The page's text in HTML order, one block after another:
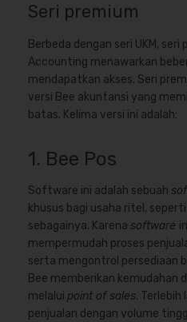
Seri premium
Berbeda dengan seri UKM, seri
Accounting menawarkan
mendapatkan akses. Seri
versi Bee akuntansi yang
batas. Kelima versi ini adalah:
1. Bee Pos
Software ini adalah sebuah
khusus bagi usaha ritel,
sebagainya. Karena software
mempermudah proses
serta mengontrol persediaan
Bee memberikan kemudahan
melalui point of sales. Terlebih
penjualan dengan volume